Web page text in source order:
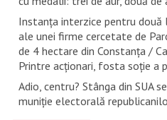
Instanța interzice pentru două
ale unei firme cercetate de
de 4 hectare din Constanța /
Printre acționari, fosta soție a
Adio, centru? Stânga din SUA
muniție electorală